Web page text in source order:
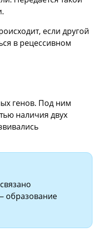
если другой
в рецессивном
генов. Под ним
наличия двух
образование